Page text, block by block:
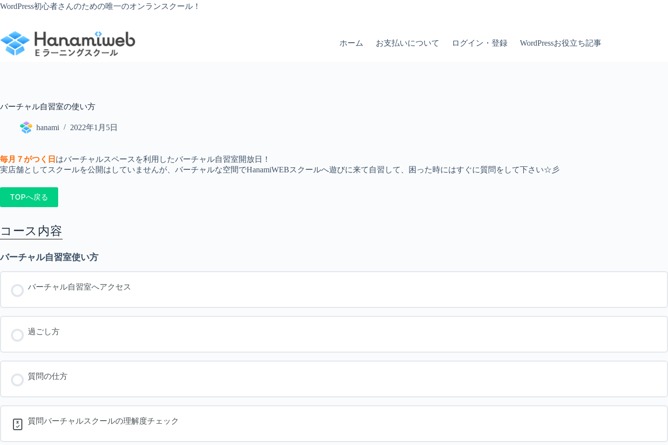
コ
ン
ツ
WordPress初心者さんのための唯一のオンランスクール！
ホーム お支払いについて ログイン・登録 WordPressお役立ち記事
バーチャル自習室の使い方
hanami 2022年1月5日
毎月７がつく日 はバーチャルスペースを利用したバーチャル自習室開放日！
実店舗としてスクールを公開はしていませんが、バーチャルな空間でHanamiWEBスクールへ遊びに来て自習して、困った時にはすぐに質問をして下さい☆彡
TOPへ戻る
コース内容
バーチャル自習室使い方
バーチャル自習室へアクセス
過ごし方
質問の仕方
質問バーチャルスクールの理解度チェック